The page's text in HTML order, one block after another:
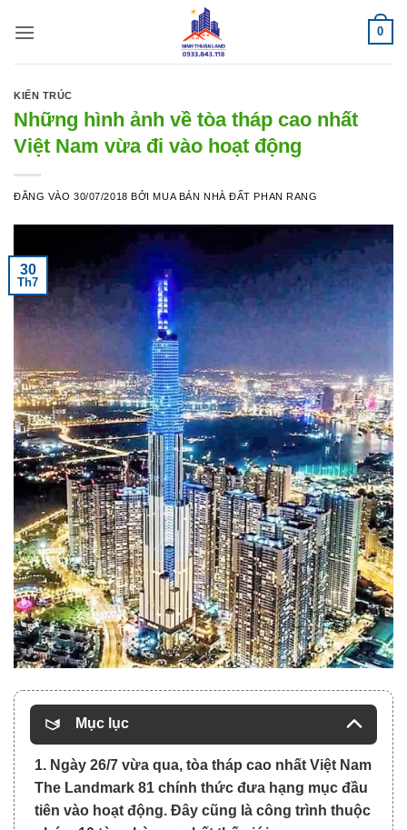
qua
0
KIẾN TRÚC
Những hình ảnh về tòa tháp cao nhất
Việt Nam vừa đi vào hoạt động
ĐĂNG VÀO30/07/2018 BỞI MUA BÁN NHÀ ĐẤT PHAN RANG
30
Th7
Mục lục
1. Ngày 26/7 vừa qua, tòa tháp cao nhất Việt Nam
The Landmark 81 chính thức đưa hạng mục đầu
tiên vào hoạt động. Đây cũng là công trình thuộc